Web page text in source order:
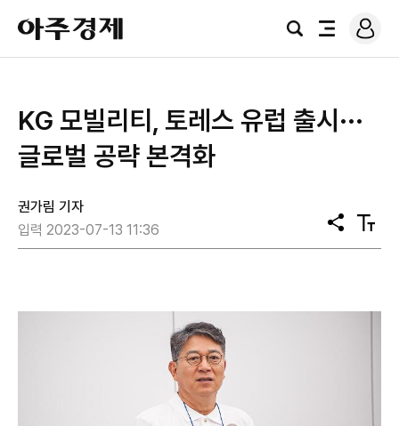
아
주
경
검
전
로
그
KG 모빌리티, 토레스 유럽 출시···
글로벌 공략 본격화
권가림 기자
입력 2023-07-13 11:36
공
유
텍
스